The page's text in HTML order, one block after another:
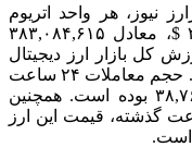
نیوز، هر واحد اتریوم
(ETH) در این لحظه با قیمت ۳,۴۵۲.۵۲ $، معادل ۳۸۳,۰۸۴,۶۱۵
کل بازار ارز دیجیتال
اتریوم، معادل $ ۴۱۶,۸۱۸,۹۸۶,۳۸۹ است. حجم معاملات ۲۴ ساعت
اخیر این ارز دیجیتال نیز $ ۳۸,۷۶۴,۸۶۹,۳۷۴ بوده است. همچنین
نوسانات این رمزارز در ۲۴ ساعت گذشته، قیمت این ارز